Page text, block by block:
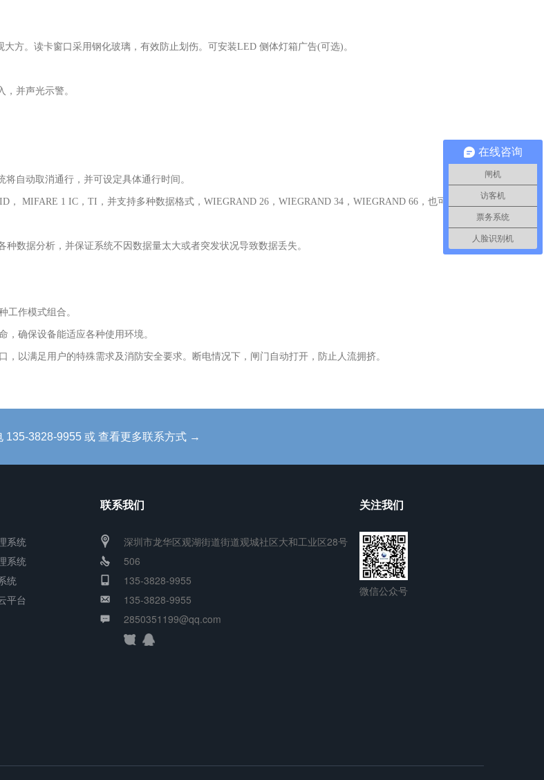
方。读卡窗口采用钢化玻璃，有效防止划伤。可安装LED 侧体灯箱广告(可选)。
并声光示警。
自动取消通行，并可设定具体通行时间。
MIFARE 1 IC，TI，并支持多种数据格式，WIEGRAND 26，WIEGRAND 34，WIEGRAND 66，也可连
数据分析，并保证系统不因数据量太大或者突发状况导致数据丢失。
工作模式组合。
，确保设备能适应各种使用环境。
以满足用户的特殊需求及消防安全要求。断电情况下，闸门自动打开，防止人流拥挤。
135-3828-9955 或 查看更多联系方式 →
系统
系统
统
平台
联系我们
深圳市龙华区观湖街道街道观城社区大和工业区28号
506
135-3828-9955
135-3828-9955
2850351199@qq.com
关注我们
微信公众号
在线咨询
闸机
访客机
票务系统
人脸识别机